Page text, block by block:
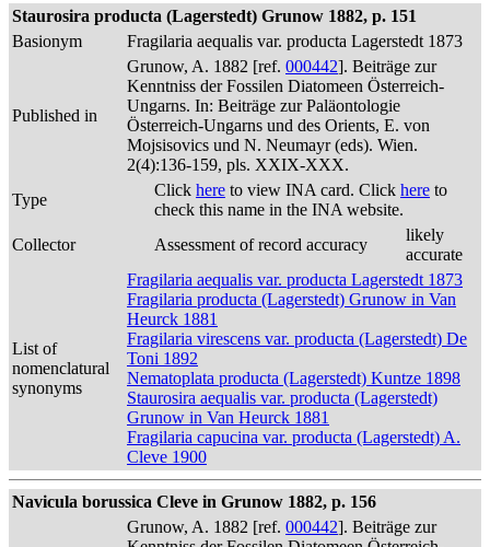
Staurosira producta (Lagerstedt) Grunow 1882, p. 151
Basionym
Fragilaria aequalis var. producta Lagerstedt 1873
Published in
Grunow, A. 1882 [ref. 000442]. Beiträge zur
Kenntniss der Fossilen Diatomeen Österreich-
Ungarns. In: Beiträge zur Paläontologie
Österreich-Ungarns und des Orients, E. von
Mojsisovics und N. Neumayr (eds). Wien.
2(4):136-159, pls. XXIX-XXX.
Type
Click here to view INA card. Click here to
check this name in the INA website.
Collector
Assessment of record accuracy
likely
accurate
List of
nomenclatural
synonyms
Fragilaria aequalis var. producta Lagerstedt 1873
Fragilaria producta (Lagerstedt) Grunow in Van
Heurck 1881
Fragilaria virescens var. producta (Lagerstedt) De
Toni 1892
Nematoplata producta (Lagerstedt) Kuntze 1898
Staurosira aequalis var. producta (Lagerstedt)
Grunow in Van Heurck 1881
Fragilaria capucina var. producta (Lagerstedt) A.
Cleve 1900
Navicula borussica Cleve in Grunow 1882, p. 156
Grunow, A. 1882 [ref. 000442]. Beiträge zur